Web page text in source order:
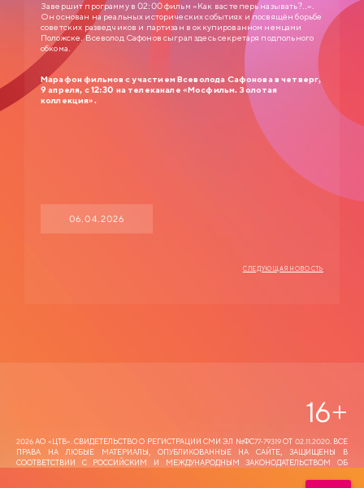
Завершит программу в 02:00 фильм «Как вас теперь называть?..».
Он основан на реальных исторических событиях и посвящён борьбе
советских разведчиков и партизан в оккупированном немцами
Положске. Всеволод Сафонов сыграл здесь секретаря подпольного
обкома.
Марафон фильмов с участием Всеволода Сафонова в четверг,
9 апреля, с 12:30 на телеканале «Мосфильм. Золотая
коллекция».
06.04.2026
СЛЕДУЮЩАЯ НОВОСТЬ
2026 АО «ЦТВ‎». СВИДЕТЕЛЬСТВО О РЕГИСТРАЦИИ СМИ ЭЛ №ФС77-79319 ОТ 02.11.2020. ВСЕ
ПРАВА НА ЛЮБЫЕ МАТЕРИАЛЫ, ОПУБЛИКОВАННЫЕ НА САЙТЕ, ЗАЩИЩЕНЫ В
СООТВЕТСТВИИ С РОССИЙСКИМ И МЕЖДУНАРОДНЫМ ЗАКОНОДАТЕЛЬСТВОМ ОБ
АУДИО И ВИДЕОМАТЕРИАЛОВ ВОЗМОЖНО ТОЛЬКО С СОГЛАСИЯ ПРАВООБЛАДАТЕЛЯ (АО
16+
Анатолий Ефремович Новосельцев, рядовой служащий одного
статистического управления, — человек робкий и застенчивый. Для него
неплохо бы получить вакантное место зав. отделом, но он не знает как
подступиться к этому делу. Старый приятель Самохвалов советует ему
приударить за Людмилой Прокопьевной Калугиной, — сухарем в юбке и
директором заведения…